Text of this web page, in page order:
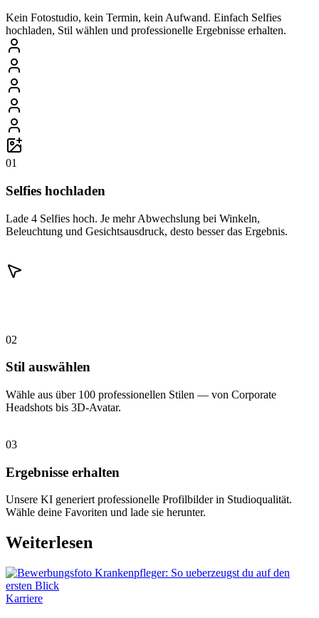
Kein Fotostudio, kein Termin, kein Aufwand. Einfach Selfies
hochladen, Stil wählen und professionelle Ergebnisse erhalten.
01
Selfies hochladen
Lade 4 Selfies hoch. Je mehr Abwechslung bei Winkeln,
Beleuchtung und Gesichtsausdruck, desto besser das Ergebnis.
02
Stil auswählen
Wähle aus über 100 professionellen Stilen — von Corporate
Headshots bis 3D-Avatar.
03
Ergebnisse erhalten
Unsere KI generiert professionelle Profilbilder in Studioqualität.
Wähle deine Favoriten und lade sie herunter.
Weiterlesen
Karriere